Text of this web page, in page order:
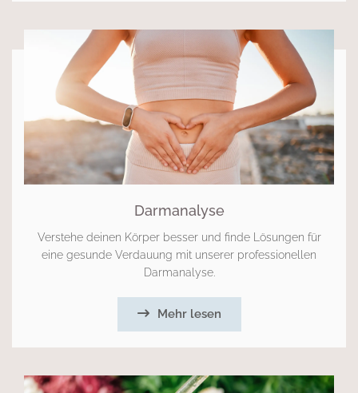
Darmanalyse
Verstehe deinen Körper besser und finde Lösungen für
eine gesunde Verdauung mit unserer professionellen
Darmanalyse.
Mehr lesen